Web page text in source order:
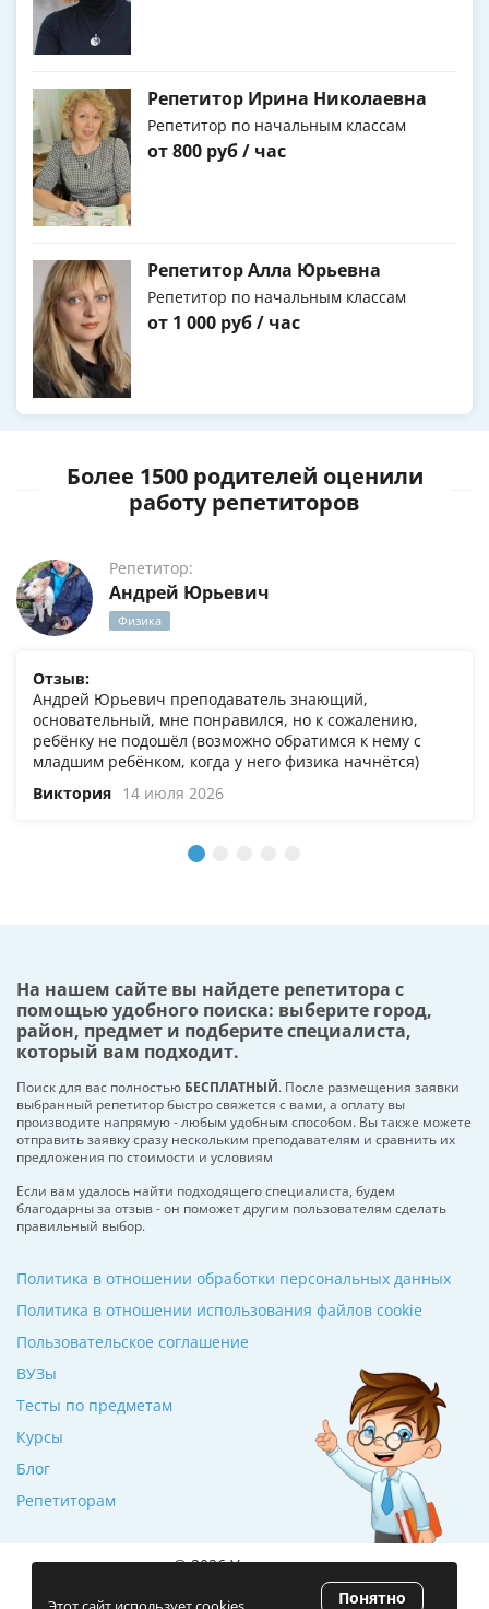
Репетитор Ирина Николаевна
Репетитор по начальным классам
от 800 руб / час
Репетитор Алла Юрьевна
Репетитор по начальным классам
от 1 000 руб / час
Более 1500 родителей оценили
работу репетиторов
Репетитор:
Андрей Юрьевич
Физика
Отзыв:
Андрей Юрьевич преподаватель знающий,
основательный, мне понравился, но к сожалению,
ребёнку не подошёл (возможно обратимся к нему с
младшим ребёнком, когда у него физика начнётся)
Виктория 14 июля 2026
На нашем сайте вы найдете репетитора с
помощью удобного поиска: выберите город,
район, предмет и подберите специалиста,
который вам подходит.
Поиск для вас полностью БЕСПЛАТНЫЙ. После размещения заявки
выбранный репетитор быстро свяжется с вами, а оплату вы
производите напрямую - любым удобным способом. Вы также можете
отправить заявку сразу нескольким преподавателям и сравнить их
предложения по стоимости и условиям
Если вам удалось найти подходящего специалиста, будем
благодарны за отзыв - он поможет другим пользователям сделать
правильный выбор.
ВУЗы
Тесты по предметам
Курсы
Блог
Репетиторам
Политика в отношении обработки персональных данных
Политика в отношении использования файлов cookie
Пользовательское соглашение
© 2026 Училкин.ru
Рейтинг 5.0
(120 отзывов)
Понятно